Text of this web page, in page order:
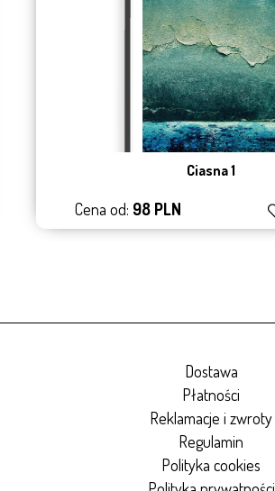
Ciasna 1
Cena od: 98 PLN
Dostawa
Płatności
Reklamacje i zwroty
Regulamin
Polityka cookies